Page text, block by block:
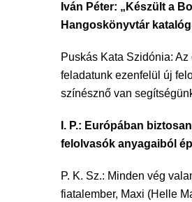
Iván Péter: „Készült a
Hangoskönyvtár
Puskás Kata Szidónia:
feladatunk ezenfelül új
színésznő van
I. P.: Európában
felolvasók anyagaiból
P. K. Sz.: Minden vég
fiatalember, Maxi (Helle